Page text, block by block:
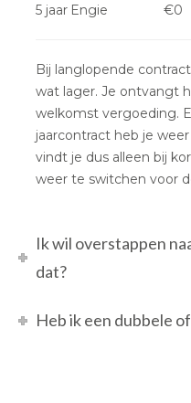
5 jaar Engie €0
Bij langlopende
wat lager. Je ontvangt
welkomst vergoeding.
jaarcontract heb je
vindt je dus alleen bij
weer te switchen voor
Ik wil overstappen
dat?
Heb ik een dubbele